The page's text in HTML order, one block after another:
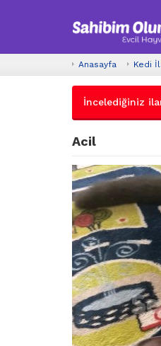
Anasayfa Kedi
İncelediğiniz
Acil